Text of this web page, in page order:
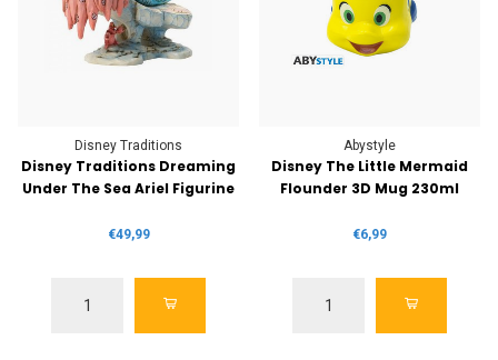
Disney Traditions
Disney Traditions Dreaming
Under The Sea Ariel Figurine
€49,99
Abystyle
Disney The Little Mermaid
Flounder 3D Mug 230ml
€6,99